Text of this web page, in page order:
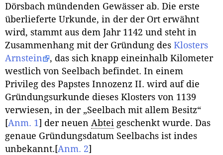
Dörsbach mündenden Gewässer ab. Die erste
überlieferte Urkunde, in der der Ort erwähnt
wird, stammt aus dem Jahr 1142 und steht in
Zusammenhang mit der Gründung des Klosters
Arnstein
, das sich knapp eineinhalb Kilometer
westlich von Seelbach befindet. In einem
Privileg des Papstes Innozenz II. wird auf die
Gründungsurkunde dieses Klosters von 1139
verwiesen, in der „Seelbach mit allem Besitz“
[Anm. 1] der neuen Abtei geschenkt wurde. Das
genaue Gründungsdatum Seelbachs ist indes
unbekannt. [Anm. 2]